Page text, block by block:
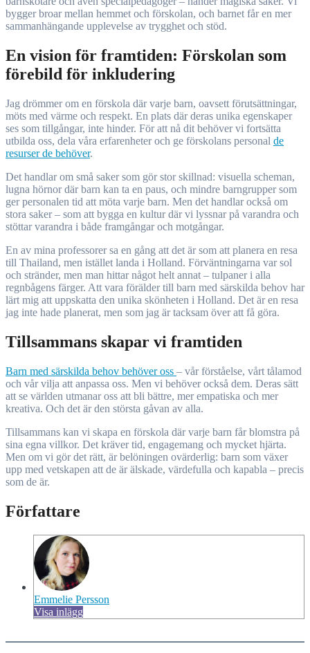
bygger broar mellan hemmet och förskolan, och barnet får en mer
sammanhängande upplevelse av trygghet och stöd.
En vision för framtiden: Förskolan som
förebild för inkludering
Jag drömmer om en förskola där varje barn, oavsett förutsättningar,
möts med värme och respekt. En plats där deras unika egenskaper
ses som tillgångar, inte hinder. För att nå dit behöver vi fortsätta
utbilda oss, dela våra erfarenheter och ge förskolans personal de
resurser de behöver.
Det handlar om små saker som gör stor skillnad: visuella scheman,
lugna hörnor där barn kan ta en paus, och mindre barngrupper som
ger personalen tid att möta varje barn. Men det handlar också om
stora saker – som att bygga en kultur där vi lyssnar på varandra och
stöttar varandra i både framgångar och motgångar.
En av mina professorer sa en gång att det är som att planera en resa
till Thailand, men istället landa i Holland. Förväntningarna var sol
och stränder, men man hittar något helt annat – tulpaner i alla
regnbågens färger. Att vara förälder till barn med särskilda behov har
lärt mig att uppskatta den unika skönheten i Holland. Det är en resa
jag inte hade planerat, men som jag är tacksam över att få göra.
Tillsammans skapar vi framtiden
Barn med särskilda behov behöver oss – vår förståelse, vårt tålamod
och vår vilja att anpassa oss. Men vi behöver också dem. Deras sätt
att se världen utmanar oss att bli bättre, mer empatiska och mer
kreativa. Och det är den största gåvan av alla.
Tillsammans kan vi skapa en förskola där varje barn får blomstra på
sina egna villkor. Det kräver tid, engagemang och mycket hjärta.
Men om vi gör det rätt, är belöningen ovärderlig: barn som växer
upp med vetskapen att de är älskade, värdefulla och kapabla – precis
som de är.
Författare
Emmelie Persson
Visa inlägg